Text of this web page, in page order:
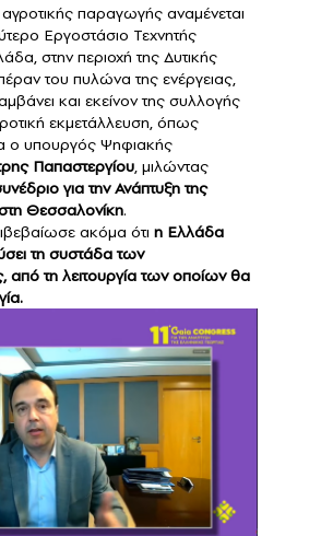
παραγωγής αναμένεται
Εργοστάσιο Τεχνητής
στην περιοχή της Δυτικής
του πυλώνα της ενέργειας,
και εκείνον της συλλογής
εκμετάλλευση, όπως
ο υπουργός Ψηφιακής
Παπαστεργίου, μιλώντας
για την Ανάπτυξη της
Θεσσαλονίκη.
ακόμα ότι η Ελλάδα
τη συστάδα των
τη λειτουργία των οποίων θα